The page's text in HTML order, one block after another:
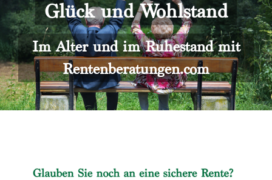
Rente
Rentenberater
Rentenversicherung
Versicherungsberatung
Über uns
Kontakt
Glück und Wohlstand
Im Alter und im Ruhestand mit
Rentenberatungen.com